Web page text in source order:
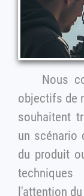
Nous
objectifs de
souhaitent
un scénario qui met en
du produit
l'attention du public et